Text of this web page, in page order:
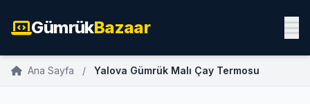
GümrükBazaar
Ana Sayfa / Yalova Gümrük Malı Çay Termosu